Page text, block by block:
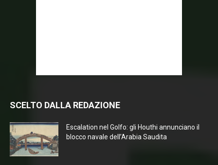
SCELTO DALLA REDAZIONE
Escalation nel Golfo: gli Houthi annunciano il
blocco navale dell’Arabia Saudita